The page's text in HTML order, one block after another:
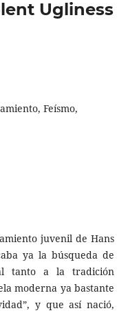
Ugliness
Feísmo,
juvenil de Hans
ya la búsqueda de
tanto a la tradición
moderna ya bastante
y que así nació,